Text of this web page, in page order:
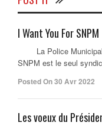
I Want You For SNPM
La Police
SNPM est le seul
Posted On 30 Avr 2022
Les voeux du